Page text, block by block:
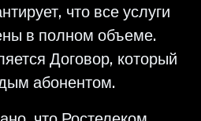
что все услуги
в полном объеме.
Договор, который
абонентом.